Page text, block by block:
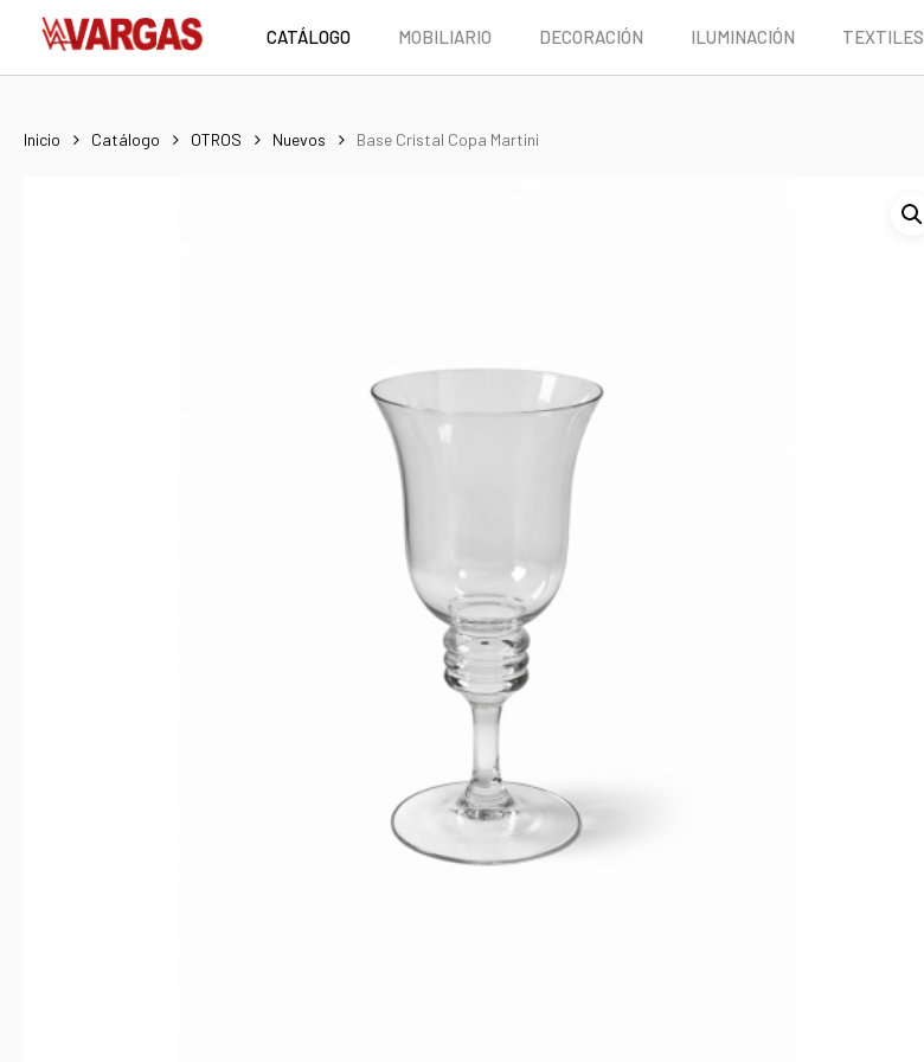
main
CATÁLOGO MOBILIARIO DECORACIÓN ILUMINACIÓN TEXTILES
Inicio Catálogo OTROS Nuevos Base Cristal Copa Martini